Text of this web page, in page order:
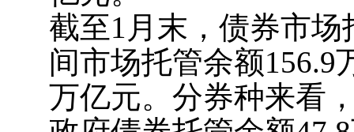
截至1月末，债券市
间市场托管余额156.9
万亿元。分券种来看